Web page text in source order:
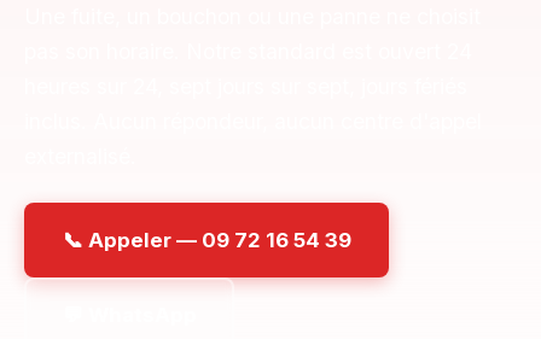
📞 Appeler — 09 72 16 54 39